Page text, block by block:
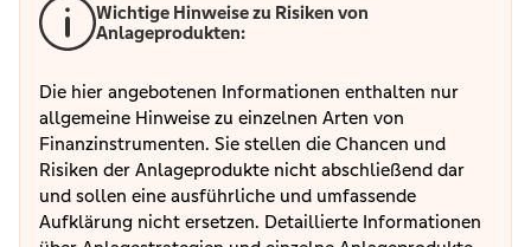
Wichtige Hinweise zu Risiken von
Anlageprodukten:
Die hier angebotenen Informationen enthalten nur
allgemeine Hinweise zu einzelnen Arten von
Finanzinstrumenten. Sie stellen die Chancen und
Risiken der Anlageprodukte nicht abschließend dar
und sollen eine ausführliche und umfassende
Aufklärung nicht ersetzen. Detaillierte Informationen